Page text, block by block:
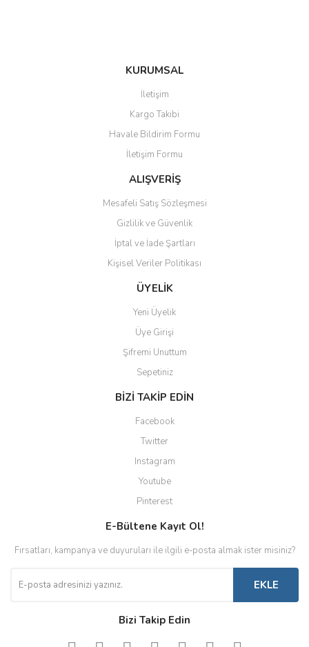
Gönder
KURUMSAL
İletişim
Kargo Takibi
Havale Bildirim Formu
İletişim Formu
ALIŞVERİŞ
Mesafeli Satış Sözleşmesi
Gizlilik ve Güvenlik
İptal ve İade Şartları
Kişisel Veriler Politikası
ÜYELİK
Yeni Üyelik
Üye Girişi
Şifremi Unuttum
Sepetiniz
BİZİ TAKİP EDİN
Facebook
Twitter
Instagram
Youtube
Pinterest
E-Bültene Kayıt Ol!
Fırsatları, kampanya ve duyuruları ile ilgili e-posta almak ister misiniz?
EKLE
Bizi Takip Edin